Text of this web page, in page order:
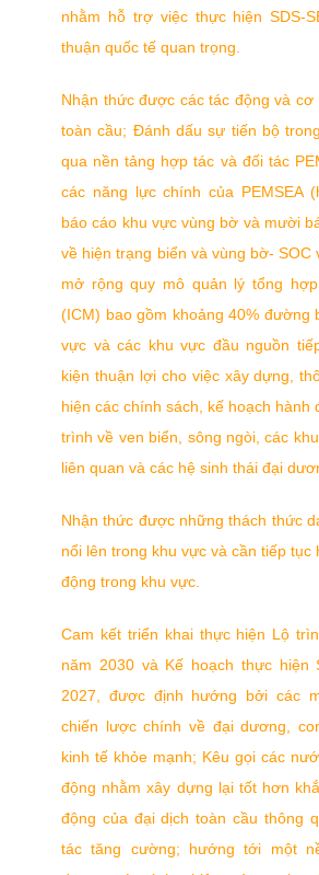
nhằm hỗ trợ việc thực hiện SDS-
thuận quốc tế quan trọng.
Nhận thức được các tác động và cơ
toàn cầu; Đánh dấu sự tiến bộ
qua nền tảng hợp tác và đối tác
các năng lực chính của PEMSEA
báo cáo khu vực vùng bờ và mười
về hiện trạng biển và vùng bờ- SOC
mở rộng quy mô quản lý tổng
(ICM) bao gồm khoảng 40% đường
vực và các khu vực đầu nguồn
kiện thuận lợi cho việc xây dựng,
hiện các chính sách, kế hoạch hành
trình về ven biển, sông ngòi, các
liên quan và các hệ sinh thái đại
Nhận thức được những thách thức
nổi lên trong khu vực và cần tiếp tục
động trong khu vực.
Cam kết triển khai thực hiện Lộ
năm 2030 và Kế hoạch thực hiện
2027, được định hướng bởi các
chiến lược chính về đại dương,
kinh tế khỏe mạnh; Kêu gọi các
động nhằm xây dựng lại tốt hơn
động của đại dịch toàn cầu thông
tác tăng cường; hướng tới một